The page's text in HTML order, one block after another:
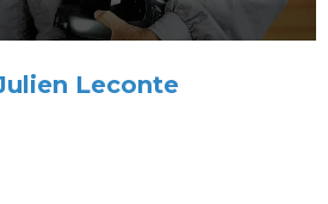
Leconte